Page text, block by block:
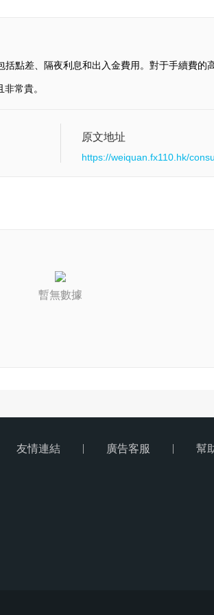
點差、隔夜利息和出入金費用。對于手續費的
常貴。
原文地址
https://weiquan.fx110.hk/
暫無數據
友情連結 | 廣告客服 | 幫